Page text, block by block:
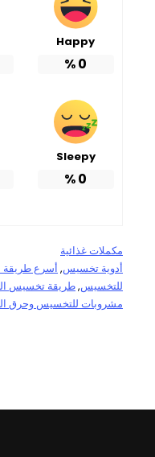
Happy
Sleepy
مكملات غذائية
أدوية تخسيس, أسرع طريقة
للتخسيس, طريقة تخسيس الجسم
مشروبات للتخسيس وحرق